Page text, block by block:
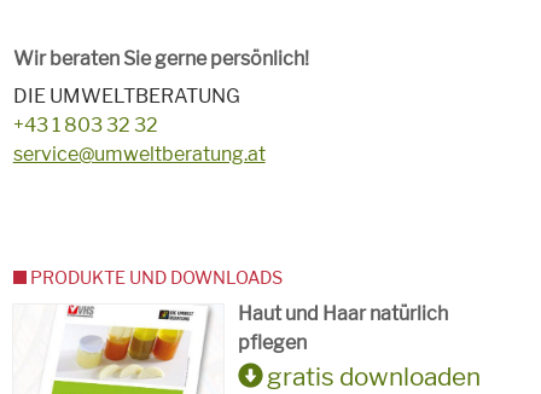
Wir beraten Sie gerne persönlich!
DIE UMWELTBERATUNG
+43 1 803 32 32
service@umweltberatung.at
PRODUKTE UND DOWNLOADS
Haut und Haar natürlich
pflegen
gratis downloaden